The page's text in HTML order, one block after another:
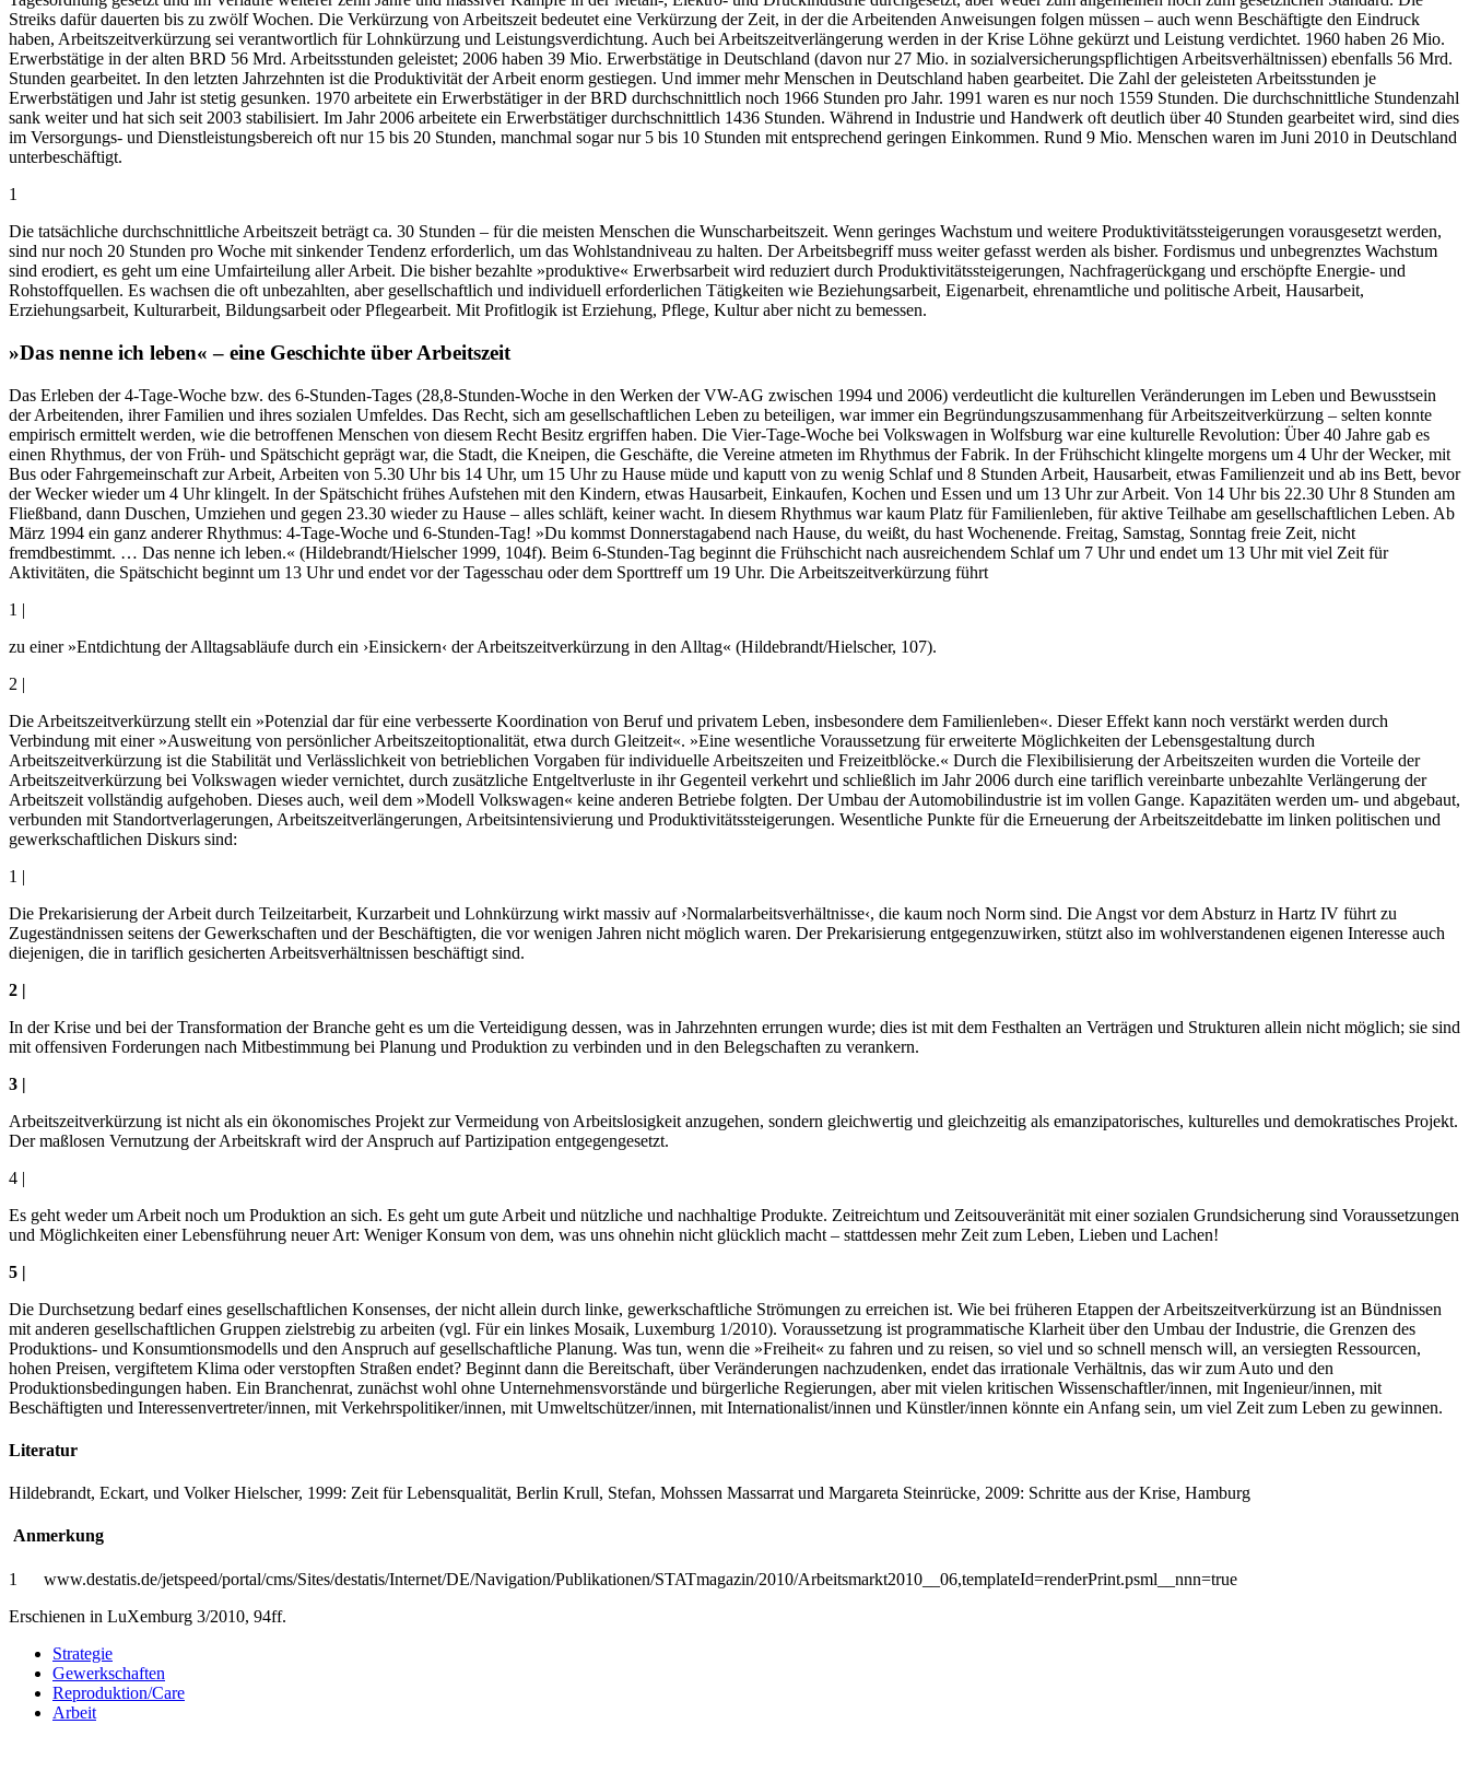
Streiks dafür dauerten bis zu zwölf Wochen. Die Verkürzung von Arbeitszeit bedeutet eine Verkürzung der Zeit, in der die Arbeitenden Anweisungen folgen müssen – auch wenn Beschäftigte den Eindruck
haben, Arbeitszeitverkürzung sei verantwortlich für Lohnkürzung und Leistungsverdichtung. Auch bei Arbeitszeitverlängerung werden in der Krise Löhne gekürzt und Leistung verdichtet. 1960 haben 26 Mio.
Erwerbstätige in der alten BRD 56 Mrd. Arbeitsstunden geleistet; 2006 haben 39 Mio. Erwerbstätige in Deutschland (davon nur 27 Mio. in sozialversicherungspflichtigen Arbeitsverhältnissen) ebenfalls 56 Mrd.
Stunden gearbeitet. In den letzten Jahrzehnten ist die Produktivität der Arbeit enorm gestiegen. Und immer mehr Menschen in Deutschland haben gearbeitet. Die Zahl der geleisteten Arbeitsstunden je
Erwerbstätigen und Jahr ist stetig gesunken. 1970 arbeitete ein Erwerbstätiger in der BRD durchschnittlich noch 1966 Stunden pro Jahr. 1991 waren es nur noch 1559 Stunden. Die durchschnittliche Stundenzahl
sank weiter und hat sich seit 2003 stabilisiert. Im Jahr 2006 arbeitete ein Erwerbstätiger durchschnittlich 1436 Stunden. Während in Industrie und Handwerk oft deutlich über 40 Stunden gearbeitet wird, sind dies
im Versorgungs- und Dienstleistungsbereich oft nur 15 bis 20 Stunden, manchmal sogar nur 5 bis 10 Stunden mit entsprechend geringen Einkommen. Rund 9 Mio. Menschen waren im Juni 2010 in Deutschland
unterbeschäftigt.
1
Die tatsächliche durchschnittliche Arbeitszeit beträgt ca. 30 Stunden – für die meisten Menschen die Wunscharbeitszeit. Wenn geringes Wachstum und weitere Produktivitätssteigerungen vorausgesetzt werden,
sind nur noch 20 Stunden pro Woche mit sinkender Tendenz erforderlich, um das Wohlstandniveau zu halten. Der Arbeitsbegriff muss weiter gefasst werden als bisher. Fordismus und unbegrenztes Wachstum
sind erodiert, es geht um eine Umfairteilung aller Arbeit. Die bisher bezahlte »produktive« Erwerbsarbeit wird reduziert durch Produktivitätssteigerungen, Nachfragerückgang und erschöpfte Energie- und
Rohstoffquellen. Es wachsen die oft unbezahlten, aber gesellschaftlich und individuell erforderlichen Tätigkeiten wie Beziehungsarbeit, Eigenarbeit, ehrenamtliche und politische Arbeit, Hausarbeit,
Erziehungsarbeit, Kulturarbeit, Bildungsarbeit oder Pflegearbeit. Mit Profitlogik ist Erziehung, Pflege, Kultur aber nicht zu bemessen.
»Das nenne ich leben« – eine Geschichte über Arbeitszeit
Das Erleben der 4-Tage-Woche bzw. des 6-Stunden-Tages (28,8-Stunden-Woche in den Werken der VW-AG zwischen 1994 und 2006) verdeutlicht die kulturellen Veränderungen im Leben und Bewusstsein
der Arbeitenden, ihrer Familien und ihres sozialen Umfeldes. Das Recht, sich am gesellschaftlichen Leben zu beteiligen, war immer ein Begründungszusammenhang für Arbeitszeitverkürzung – selten konnte
empirisch ermittelt werden, wie die betroffenen Menschen von diesem Recht Besitz ergriffen haben. Die Vier-Tage-Woche bei Volkswagen in Wolfsburg war eine kulturelle Revolution: Über 40 Jahre gab es
einen Rhythmus, der von Früh- und Spätschicht geprägt war, die Stadt, die Kneipen, die Geschäfte, die Vereine atmeten im Rhythmus der Fabrik. In der Frühschicht klingelte morgens um 4 Uhr der Wecker, mit
Bus oder Fahrgemeinschaft zur Arbeit, Arbeiten von 5.30 Uhr bis 14 Uhr, um 15 Uhr zu Hause müde und kaputt von zu wenig Schlaf und 8 Stunden Arbeit, Hausarbeit, etwas Familienzeit und ab ins Bett, bevor
der Wecker wieder um 4 Uhr klingelt. In der Spätschicht frühes Aufstehen mit den Kindern, etwas Hausarbeit, Einkaufen, Kochen und Essen und um 13 Uhr zur Arbeit. Von 14 Uhr bis 22.30 Uhr 8 Stunden am
Fließband, dann Duschen, Umziehen und gegen 23.30 wieder zu Hause – alles schläft, keiner wacht. In diesem Rhythmus war kaum Platz für Familienleben, für aktive Teilhabe am gesellschaftlichen Leben. Ab
März 1994 ein ganz anderer Rhythmus: 4-Tage-Woche und 6-Stunden-Tag! »Du kommst Donnerstagabend nach Hause, du weißt, du hast Wochenende. Freitag, Samstag, Sonntag freie Zeit, nicht
fremdbestimmt. … Das nenne ich leben.« (Hildebrandt/Hielscher 1999, 104f). Beim 6-Stunden-Tag beginnt die Frühschicht nach ausreichendem Schlaf um 7 Uhr und endet um 13 Uhr mit viel Zeit für
Aktivitäten, die Spätschicht beginnt um 13 Uhr und endet vor der Tagesschau oder dem Sporttreff um 19 Uhr. Die Arbeitszeitverkürzung führt
1 |
zu einer »Entdichtung der Alltagsabläufe durch ein ›Einsickern‹ der Arbeitszeitverkürzung in den Alltag« (Hildebrandt/Hielscher, 107).
2 |
Die Arbeitszeitverkürzung stellt ein »Potenzial dar für eine verbesserte Koordination von Beruf und privatem Leben, insbesondere dem Familienleben«. Dieser Effekt kann noch verstärkt werden durch
Verbindung mit einer »Ausweitung von persönlicher Arbeitszeitoptionalität, etwa durch Gleitzeit«. »Eine wesentliche Voraussetzung für erweiterte Möglichkeiten der Lebensgestaltung durch
Arbeitszeitverkürzung ist die Stabilität und Verlässlichkeit von betrieblichen Vorgaben für individuelle Arbeitszeiten und Freizeitblöcke.« Durch die Flexibilisierung der Arbeitszeiten wurden die Vorteile der
Arbeitszeitverkürzung bei Volkswagen wieder vernichtet, durch zusätzliche Entgeltverluste in ihr Gegenteil verkehrt und schließlich im Jahr 2006 durch eine tariflich vereinbarte unbezahlte Verlängerung der
Arbeitszeit vollständig aufgehoben. Dieses auch, weil dem »Modell Volkswagen« keine anderen Betriebe folgten. Der Umbau der Automobilindustrie ist im vollen Gange. Kapazitäten werden um- und abgebaut,
verbunden mit Standortverlagerungen, Arbeitszeitverlängerungen, Arbeitsintensivierung und Produktivitätssteigerungen. Wesentliche Punkte für die Erneuerung der Arbeitszeitdebatte im linken politischen und
gewerkschaftlichen Diskurs sind:
1 |
Die Prekarisierung der Arbeit durch Teilzeitarbeit, Kurzarbeit und Lohnkürzung wirkt massiv auf ›Normalarbeitsverhältnisse‹, die kaum noch Norm sind. Die Angst vor dem Absturz in Hartz IV führt zu
Zugeständnissen seitens der Gewerkschaften und der Beschäftigten, die vor wenigen Jahren nicht möglich waren. Der Prekarisierung entgegenzuwirken, stützt also im wohlverstandenen eigenen Interesse auch
diejenigen, die in tariflich gesicherten Arbeitsverhältnissen beschäftigt sind.
2 |
In der Krise und bei der Transformation der Branche geht es um die Verteidigung dessen, was in Jahrzehnten errungen wurde; dies ist mit dem Festhalten an Verträgen und Strukturen allein nicht möglich; sie sind
mit offensiven Forderungen nach Mitbestimmung bei Planung und Produktion zu verbinden und in den Belegschaften zu verankern.
3 |
Arbeitszeitverkürzung ist nicht als ein ökonomisches Projekt zur Vermeidung von Arbeitslosigkeit anzugehen, sondern gleichwertig und gleichzeitig als emanzipatorisches, kulturelles und demokratisches Projekt.
Der maßlosen Vernutzung der Arbeitskraft wird der Anspruch auf Partizipation entgegengesetzt.
4 |
Es geht weder um Arbeit noch um Produktion an sich. Es geht um gute Arbeit und nützliche und nachhaltige Produkte. Zeitreichtum und Zeitsouveränität mit einer sozialen Grundsicherung sind Voraussetzungen
und Möglichkeiten einer Lebensführung neuer Art: Weniger Konsum von dem, was uns ohnehin nicht glücklich macht – stattdessen mehr Zeit zum Leben, Lieben und Lachen!
5 |
Die Durchsetzung bedarf eines gesellschaftlichen Konsenses, der nicht allein durch linke, gewerkschaftliche Strömungen zu erreichen ist. Wie bei früheren Etappen der Arbeitszeitverkürzung ist an Bündnissen
mit anderen gesellschaftlichen Gruppen zielstrebig zu arbeiten (vgl. Für ein linkes Mosaik, Luxemburg 1/2010). Voraussetzung ist programmatische Klarheit über den Umbau der Industrie, die Grenzen des
Produktions- und Konsumtionsmodells und den Anspruch auf gesellschaftliche Planung. Was tun, wenn die »Freiheit« zu fahren und zu reisen, so viel und so schnell mensch will, an versiegten Ressourcen,
hohen Preisen, vergiftetem Klima oder verstopften Straßen endet? Beginnt dann die Bereitschaft, über Veränderungen nachzudenken, endet das irrationale Verhältnis, das wir zum Auto und den
Produktionsbedingungen haben. Ein Branchenrat, zunächst wohl ohne Unternehmensvorstände und bürgerliche Regierungen, aber mit vielen kritischen Wissenschaftler/innen, mit Ingenieur/innen, mit
Beschäftigten und Interessenvertreter/innen, mit Verkehrspolitiker/innen, mit Umweltschützer/innen, mit Internationalist/innen und Künstler/innen könnte ein Anfang sein, um viel Zeit zum Leben zu gewinnen.
Literatur
Hildebrandt, Eckart, und Volker Hielscher, 1999: Zeit für Lebensqualität, Berlin Krull, Stefan, Mohssen Massarrat und Margareta Steinrücke, 2009: Schritte aus der Krise, Hamburg
Anmerkung
1 www.destatis.de/jetspeed/portal/cms/Sites/destatis/Internet/DE/Navigation/Publikationen/STATmagazin/2010/Arbeitsmarkt2010__06,templateId=renderPrint.psml__nnn=true
Erschienen in LuXemburg 3/2010, 94ff.
Strategie
Gewerkschaften
Reproduktion/Care
Arbeit